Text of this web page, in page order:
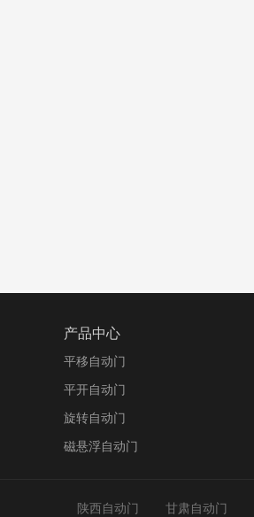
产品中心
平移自动门
平开自动门
旋转自动门
磁悬浮自动门
陕西自动门 甘肃自动门